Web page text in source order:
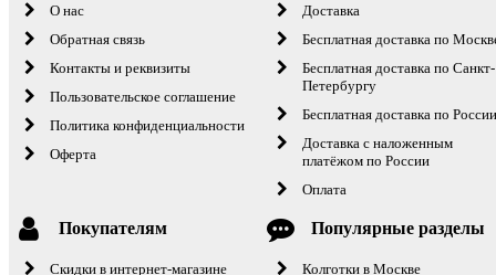
О нас
Обратная связь
Контакты и реквизиты
Пользовательское соглашение
Политика конфиденциальности
Оферта
Доставка
Бесплатная доставка по
Бесплатная доставка по Санкт-
Петербургу
Бесплатная доставка по
Доставка с наложенным
платёжом по России
Оплата
Покупателям
Скидки в интернет-магазине
Популярные разделы
Колготки в Москве